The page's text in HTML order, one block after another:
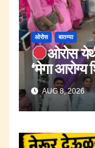
ओरोस बातम्या
ओरोस
‘मेगा आरोग्य
AUG 8, 2026